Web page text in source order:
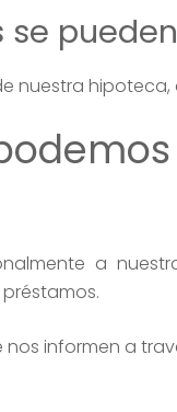
se
nuestra
a
nos informen a